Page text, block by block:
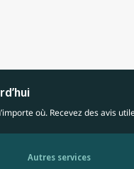
où. Recevez des avis
Autres services